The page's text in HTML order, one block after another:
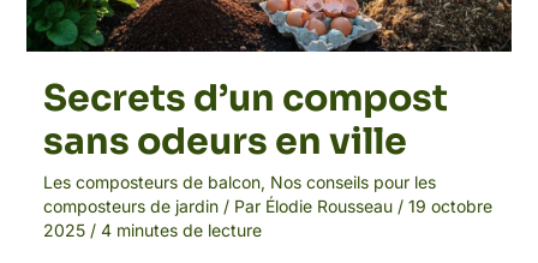
Secrets d’un compost
sans odeurs en ville
Les composteurs de balcon, Nos conseils pour les
composteurs de jardin/ Par Élodie Rousseau / 19 octobre
2025 / 4 minutes de lecture